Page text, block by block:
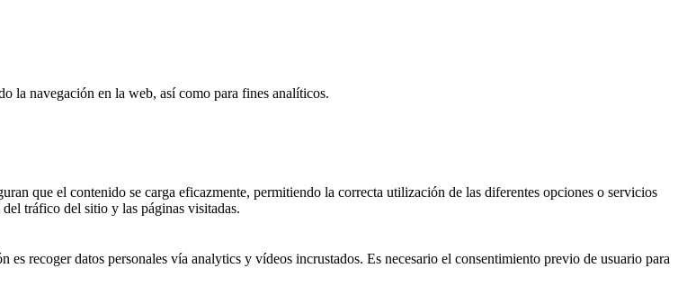
la navegación en la web, así como para fines analíticos.
que el contenido se carga eficazmente, permitiendo la correcta utilización de las diferentes opciones o servicios
tráfico del sitio y las páginas visitadas.
recoger datos personales vía analytics y vídeos incrustados. Es necesario el consentimiento previo de usuario para